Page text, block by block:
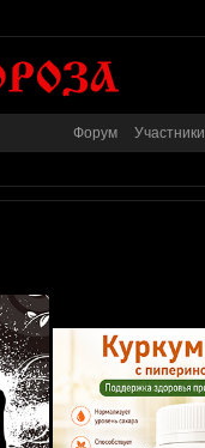
Форум Участники